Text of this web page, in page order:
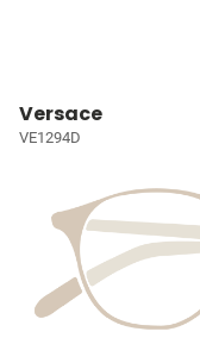
Versace
VE1294D